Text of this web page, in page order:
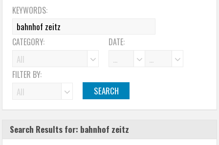
KEYWORDS:
CATEGORY: DATE:
FILTER BY:
Search Results for: bahnhof zeitz